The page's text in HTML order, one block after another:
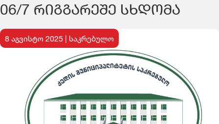
06/7 ᲠᲘᲒᲒᲐᲠᲔᲨᲔ ᲡᲮᲓᲝᲛᲐ
8 აგვისტო 2025 | საკრებულო